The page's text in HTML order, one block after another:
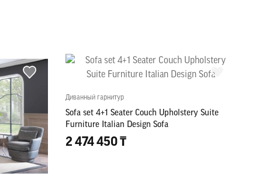
Диванный гарнитур
Sofa set 4+1 Seater Couch Upholstery Suite
Furniture Italian Design Sofa
2 474 450 ₸